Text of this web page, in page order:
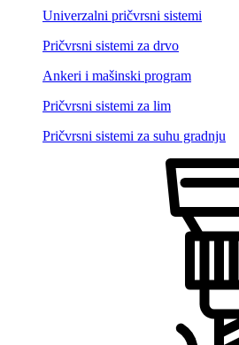
Univerzalni pričvrsni sistemi
Pričvrsni sistemi za drvo
Ankeri i mašinski program
Pričvrsni sistemi za lim
Pričvrsni sistemi za suhu gradnju